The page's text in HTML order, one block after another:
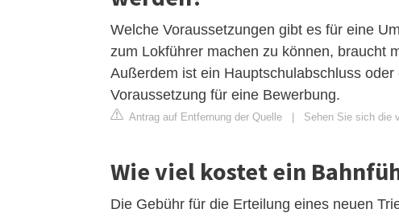
Welche Voraussetzungen gibt es für eine
zum Lokführer machen zu können, braucht
Außerdem ist ein Hauptschulabschluss
Voraussetzung für eine Bewerbung.
Antrag auf Entfernung der Quelle Sehen Sie sich die
Wie viel kostet ein
Die Gebühr für die Erteilung eines neuen